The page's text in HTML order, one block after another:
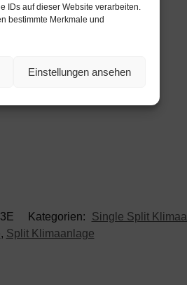
IDs auf dieser Website verarbeiten.
bestimmte Merkmale und
Einstellungen ansehen
Kategorien: Single Split
, Split Klimaanlage